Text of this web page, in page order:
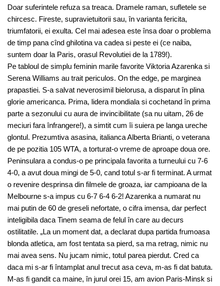
Doar suferintele refuza sa treaca. Dramele raman, sufletele se
chircesc. Fireste, supravietuitorii sau, în varianta fericita,
triumfatorii, ei exulta. Cel mai adesea este însa doar o problema
de timp pana cînd ghilotina va cadea si peste ei (ce naiba,
suntem doar la Paris, orasul Revolutiei de la 1789!).
Pe tabloul de simplu feminin marile favorite Viktoria Azarenka si
Serena Williams au trait periculos. On the edge, pe marginea
prapastiei. S-a salvat neverosimil bielorusa, a disparut în plina
glorie americanca. Prima, lidera mondiala si cochetand în prima
parte a sezonului cu aura de invincibilitate (sa nu uitam, 26 de
meciuri fara înfrangere!), a simtit cum îi suiera pe langa ureche
glontul. Prezumtiva asasina, italianca Alberta Brianti, o veterana
de pe pozitia 105 WTA, a torturat-o vreme de aproape doua ore.
Peninsulara a condus-o pe principala favorita a turneului cu 7-6
4-0, a avut doua mingi de 5-0, cand totul s-ar fi terminat. A urmat
o revenire desprinsa din filmele de groaza, iar campioana de la
Melbourne s-a impus cu 6-7 6-4 6-2! Azarenka a numarat nu
mai putin de 60 de greseli nefortate, o cifra imensa, dar perfect
inteligibila daca Tinem seama de felul în care au decurs
ostilitatile. „La un moment dat, a declarat dupa partida frumoasa
blonda atletica, am fost tentata sa pierd, sa ma retrag, nimic nu
mai avea sens. Nu jucam nimic, totul parea pierdut. Cred ca
daca mi s-ar fi întamplat anul trecut asa ceva, m-as fi dat batuta.
M-as fi gandit ca maine, în jurul orei 15, am avion Paris-Minsk si